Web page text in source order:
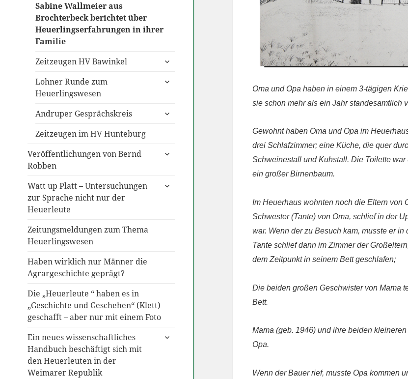
Sabine Wallmeier aus
Brochterbeck berichtet über
Heuerlingserfahrungen in ihrer
Familie
Zeitzeugen HV Bawinkel
untermenü
Lohner Runde zum
Heuerlingswesen
untermenü
Andruper Gesprächskreis
untermenü
Zeitzeugen im HV Hunteburg
Veröffentlichungen von Bernd
Robben
untermenü
Watt up Platt – Untersuchungen
zur Sprache nicht nur der
Heuerleute
untermenü
Zeitungsmeldungen zum Thema
Heuerlingswesen
Haben wirklich nur Männer die
Agrargeschichte geprägt?
Die „Heuerleute “ haben es in
„Geschichte und Geschehen“ (Klett)
geschafft – aber nur mit einem Foto
Ein neues wissenschaftliches
Handbuch beschäftigt sich mit
den Heuerleuten in der
Weimarer Republik
untermenü
Oma und Opa haben in einem 3-tägigen
sie schon mehr als ein Jahr standesamtlich
Gewohnt haben Oma und Opa im
drei Schlafzimmer; eine Küche, die quer
Schweinestall und Kuhstall. Die Toilette
ein großer Birnenbaum.
Im Heuerhaus wohnten noch die Eltern
Schwester (Tante) von Oma, schlief in der
war. Wenn der zu Besuch kam, musste er
Tante schlief dann im Zimmer der
dem Zeitpunkt in seinem Bett geschlafen;
Die beiden großen Geschwister von Mama
Bett.
Mama (geb. 1946) und ihre beiden
Opa.
Wenn der Bauer rief, musste Opa kommen